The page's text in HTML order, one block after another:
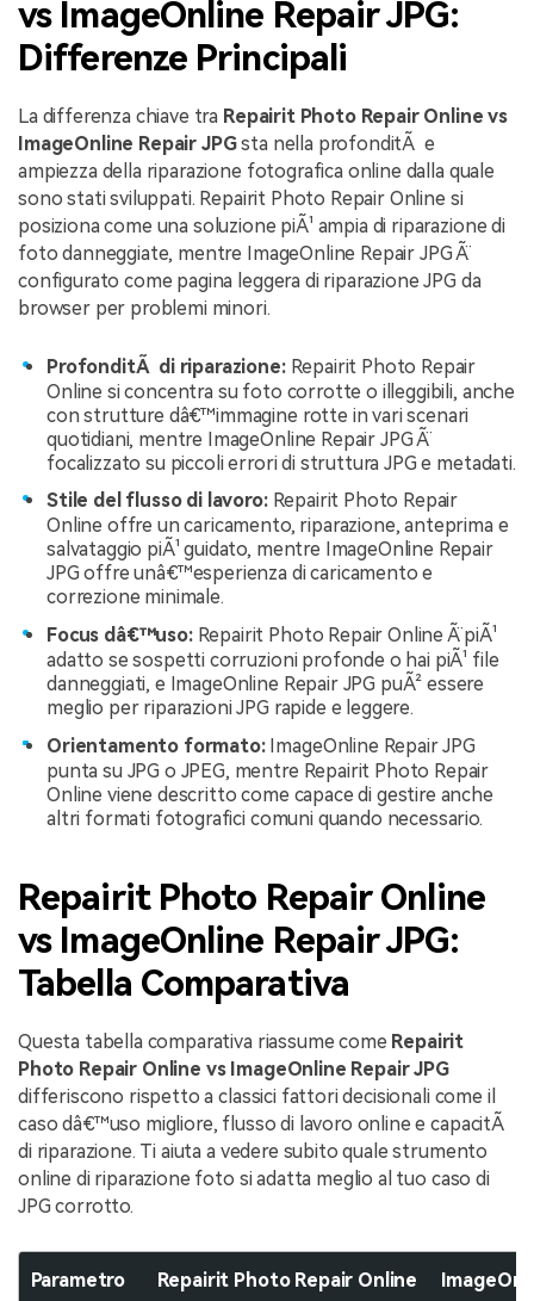
vs ImageOnline Repair JPG:
Differenze Principali
La differenza chiave tra Repairit Photo Repair Online vs
ImageOnline Repair JPGsta nella profonditÃ e
ampiezza della riparazione fotografica online dalla quale
sono stati sviluppati. Repairit Photo Repair Online si
posiziona come una soluzione piÃ¹ ampia di riparazione di
foto danneggiate, mentre ImageOnline Repair JPG Ã¨
configurato come pagina leggera di riparazione JPG da
browser per problemi minori.
ProfonditÃ di riparazione:Repairit Photo Repair
Online si concentra su foto corrotte o illeggibili, anche
con strutture dâ€™immagine rotte in vari scenari
quotidiani, mentre ImageOnline Repair JPG Ã¨
focalizzato su piccoli errori di struttura JPG e metadati.
Stile del flusso di lavoro:Repairit Photo Repair
Online offre un caricamento, riparazione, anteprima e
salvataggio piÃ¹ guidato, mentre ImageOnline Repair
JPG offre unâ€™esperienza di caricamento e
correzione minimale.
Focus dâ€™uso:Repairit Photo Repair Online Ã¨ piÃ¹
adatto se sospetti corruzioni profonde o hai piÃ¹ file
danneggiati, e ImageOnline Repair JPG puÃ² essere
meglio per riparazioni JPG rapide e leggere.
Orientamento formato:ImageOnline Repair JPG
punta su JPG o JPEG, mentre Repairit Photo Repair
Online viene descritto come capace di gestire anche
altri formati fotografici comuni quando necessario.
Repairit Photo Repair Online
vs ImageOnline Repair JPG:
Tabella Comparativa
Questa tabella comparativa riassume come Repairit
Photo Repair Online vs ImageOnline Repair JPG
differiscono rispetto a classici fattori decisionali come il
caso dâ€™uso migliore, flusso di lavoro online e capacitÃ
di riparazione. Ti aiuta a vedere subito quale strumento
online di riparazione foto si adatta meglio al tuo caso di
JPG corrotto.
Parametro Repairit Photo Repair Online